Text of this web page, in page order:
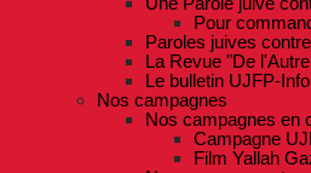
Pour
Paroles juives
La Revue "De
Le bulletin UJFP-Info
Nos campagnes
Nos campagnes en
Campagne
Film Yallah